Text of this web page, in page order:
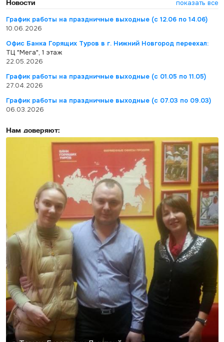
Новости
показать все
График работы на праздничные выходные (с 12.06 по 14.06)
10.06.2026
Офис Банка Горящих Туров в г. Нижний Новгород переехал:
ТЦ "Мега", 1 этаж
22.05.2026
График работы на праздничные выходные (с 01.05 по 11.05)
27.04.2026
График работы на праздничные выходные (с 07.03 по 09.03)
06.03.2026
Нам доверяют: